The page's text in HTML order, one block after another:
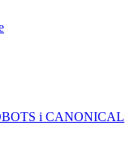
i CANONICAL